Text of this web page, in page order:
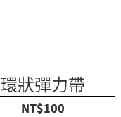
環狀彈力帶
NT$100